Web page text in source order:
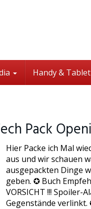
Handy & Tablet
Pack
Hier Packe ich Mal
aus und wir schauen
ausgepackten Dinge
geben. ✪ Buch
VORSICHT !!! Spoiler-
Gegenstände